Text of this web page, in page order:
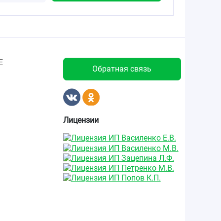
Обратная связь
Лицензии